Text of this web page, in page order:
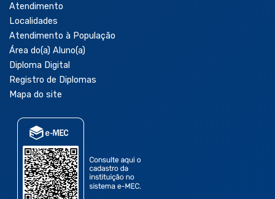
Atendimento
Localidades
Atendimento à População
Área do(a) Aluno(a)
Diploma Digital
Registro de Diplomas
Mapa do site